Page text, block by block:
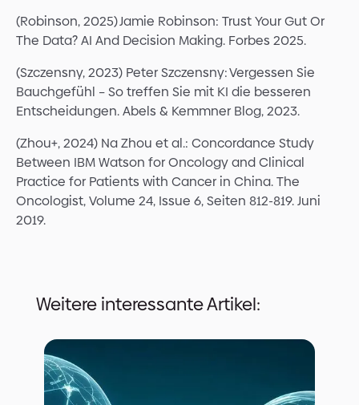
(Robinson, 2025) Jamie Robinson: Trust Your Gut Or
The Data? AI And Decision Making. Forbes 2025.
(Szczensny, 2023) Peter Szczensny: Vergessen Sie
Bauchgefühl – So treffen Sie mit KI die besseren
Entscheidungen. Abels & Kemmner Blog, 2023.
(Zhou+, 2024) Na Zhou et al.: Concordance Study
Between IBM Watson for Oncology and Clinical
Practice for Patients with Cancer in China. The
Oncologist, Volume 24, Issue 6, Seiten 812-819. Juni
2019.
Weitere interessante Artikel: